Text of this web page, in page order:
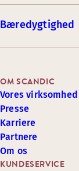
Bæredygtighed
KUNDESERVICE
OM SCANDIC
Vores virksomhed
Presse
Karriere
Partnere
Om os